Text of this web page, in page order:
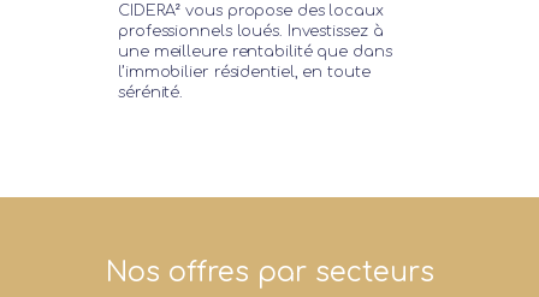
CIDERA² vous propose des locaux
professionnels loués. Investissez à
une meilleure rentabilité que dans
l’immobilier résidentiel, en toute
sérénité.
Nos offres par secteurs